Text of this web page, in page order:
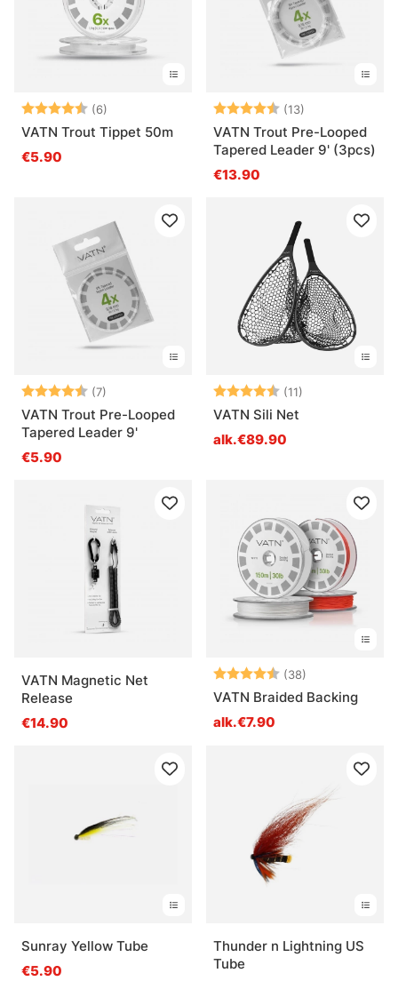
Arvio: (6)
4.8 5:sta tähdestä
VATN Trout Tippet 50m
€5.90
Arvio: (13)
VATN Trout Pre-Looped
Tapered Leader 9' (3pcs)
€13.90
Arvio: (7)
4.4 5:sta tähdestä
VATN Trout Pre-Looped
Tapered Leader 9'
€5.90
Arvio: (11)
VATN Sili Net
alk.€89.90
VATN Magnetic Net
Release
€14.90
Arvio: (38)
VATN Braided Backing
alk.€7.90
Sunray Yellow Tube
€5.90
Thunder n Lightning US
Tube